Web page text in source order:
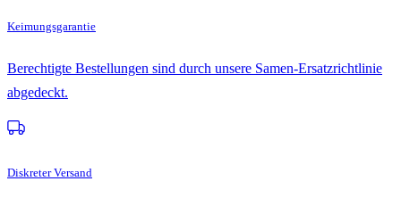
Keimungsgarantie
Berechtigte Bestellungen sind durch unsere Samen-Ersatzrichtlinie
abgedeckt.
Diskreter Versand